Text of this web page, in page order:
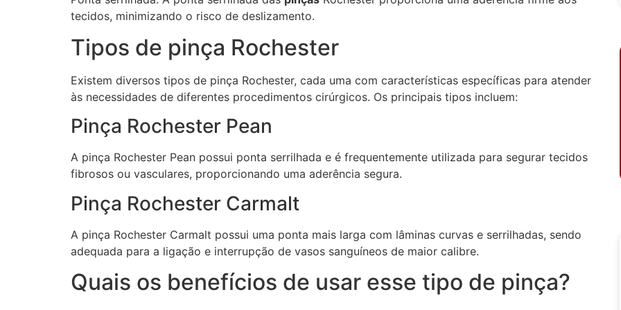
tecidos, minimizando o risco de deslizamento.
Tipos de pinça Rochester
Existem diversos tipos de pinça Rochester, cada uma com características específicas para atender
às necessidades de diferentes procedimentos cirúrgicos. Os principais tipos incluem:
Pinça Rochester Pean
A pinça Rochester Pean possui ponta serrilhada e é frequentemente utilizada para segurar tecidos
fibrosos ou vasculares, proporcionando uma aderência segura.
Pinça Rochester Carmalt
A pinça Rochester Carmalt possui uma ponta mais larga com lâminas curvas e serrilhadas, sendo
adequada para a ligação e interrupção de vasos sanguíneos de maior calibre.
Quais os benefícios de usar esse tipo de pinça?